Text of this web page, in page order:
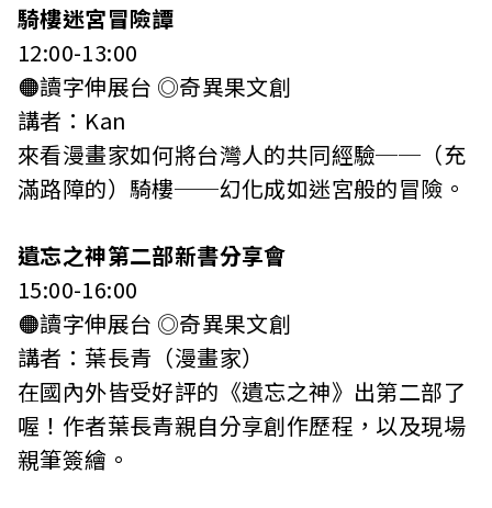
騎樓迷宮冒險譚
12:00-13:00
🟠讀字伸展台 ◎奇異果文創
講者：Kan
來看漫畫家如何將台灣人的共同經驗──（充
滿路障的）騎樓──幻化成如迷宮般的冒險。
遺忘之神第二部新書分享會
15:00-16:00
🟠讀字伸展台 ◎奇異果文創
講者：葉長青（漫畫家）
在國內外皆受好評的《遺忘之神》出第二部了
喔！作者葉長青親自分享創作歷程，以及現場
親筆簽繪。